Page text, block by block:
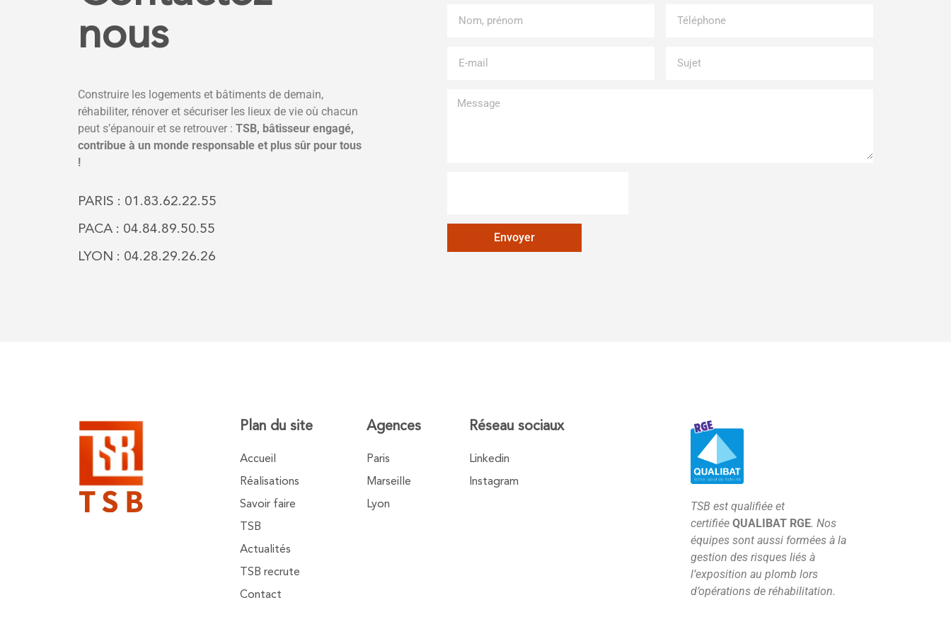
nous
Construire les logements et bâtiments de demain,
réhabiliter, rénover et sécuriser les lieux de vie où chacun
peut s’épanouir et se retrouver : TSB, bâtisseur engagé,
contribue à un monde responsable et plus sûr pour tous
!
PARIS : 01.83.62.22.55
PACA : 04.84.89.50.55
LYON : 04.28.29.26.26
Envoyer
Plan du site
Accueil
Réalisations
Savoir faire
TSB
Actualités
TSB recrute
Contact
Agences
Paris
Marseille
Lyon
Réseau sociaux
Linkedin
Instagram
TSB est qualifiée et
certifiée QUALIBAT RGE. Nos
équipes sont aussi formées à la
gestion des risques liés à
l’exposition au plomb lors
d’opérations de réhabilitation.